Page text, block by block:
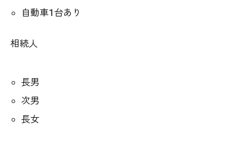
自動車1台あり
相続人
長男
次男
長女